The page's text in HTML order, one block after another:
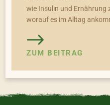
wie Insulin und Ernährung
worauf es im Alltag
ZUM BEITRAG